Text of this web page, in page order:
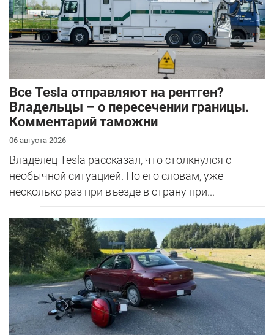
Все Tesla отправляют на рентген?
Владельцы – о пересечении границы.
Комментарий таможни
06 августа 2026
Владелец Tesla рассказал, что столкнулся с
необычной ситуацией. По его словам, уже
несколько раз при въезде в страну при...